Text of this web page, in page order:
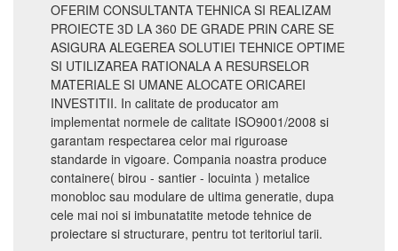
OFERIM CONSULTANTA TEHNICA SI REALIZAM
PROIECTE 3D LA 360 DE GRADE PRIN CARE SE
ASIGURA ALEGEREA SOLUTIEI TEHNICE OPTIME
SI UTILIZAREA RATIONALA A RESURSELOR
MATERIALE SI UMANE ALOCATE ORICAREI
INVESTITII. In calitate de producator am
implementat normele de calitate ISO9001/2008 si
garantam respectarea celor mai riguroase
standarde in vigoare. Compania noastra produce
containere( birou - santier - locuinta ) metalice
monobloc sau modulare de ultima generatie, dupa
cele mai noi si imbunatatite metode tehnice de
proiectare si structurare, pentru tot teritoriul tarii.